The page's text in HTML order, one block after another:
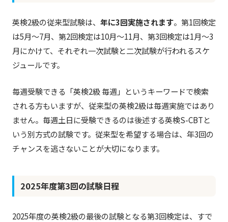
英検2級の従来型試験は、 年に3回実施されます。第1回検定
は5月〜7月、第2回検定は10月〜11月、第3回検定は1月〜3
月にかけて、それぞれ一次試験と二次試験が行われるスケ
ジュールです。
毎週受験できる「英検2級 毎週」というキーワードで検索
される方もいますが、従来型の英検2級は毎週実施ではあり
ません。毎週土日に受験できるのは後述する英検S-CBTと
いう別方式の試験です。従来型を希望する場合は、年3回の
チャンスを逃さないことが大切になります。
2025年度第3回の試験日程
2025年度の英検2級の最後の試験となる第3回検定は、すで